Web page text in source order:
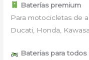
Baterías premium
Para motocicletas de
Ducati, Honda,
Baterias para